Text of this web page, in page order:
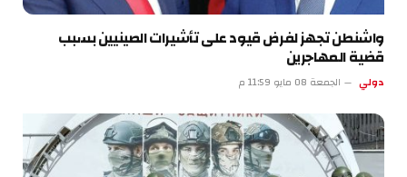
واشنطن تجهز لفرض قيود على تأشيرات الصينيين بسبب
قضية المهاجرين
دولي الجمعة 08 مايو 11:59 م